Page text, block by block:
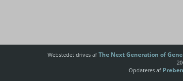
Webstedet drives af The Next Generation of
Opdateres af